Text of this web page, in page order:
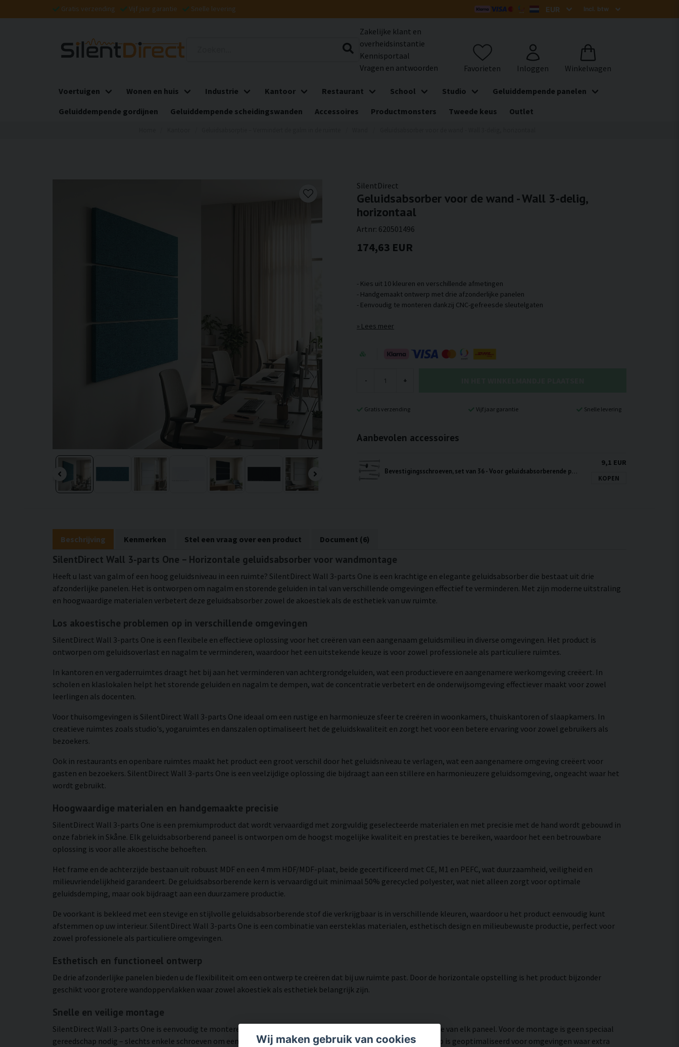
Gratis verzending Vijf jaar garantie Snelle levering
Zakelijke klant en
overheidsinstantie
Kennisportaal
Vragen en antwoorden
Voertuigen Wonen en huis Industrie Kantoor Restaurant School Studio
Geluiddempende panelen
Geluiddempende gordijnen
Geluiddempende scheidingswanden Accessoires Productmonsters Tweede keus Outlet
SilentDirect
Geluidsabsorber voor de wand - Wall 3-delig,
horizontaal
Artnr: 620501496
174,63 EUR
- Kies uit 10 kleuren en verschillende afmetingen
- Handgemaakt ontwerp met drie afzonderlijke panelen
Lees meer
- +
Gratis verzending Vijf jaar garantie Snelle levering
Aanbevolen accessoires
Bevestigingsschroeven, set van 36 - Voor geluidsabsorberende panelen
9,1 EUR
KOPEN
Beschrijving Kenmerken Stel een vraag over een product Document (6)
SilentDirect Wall 3-parts One – Horizontale geluidsabsorber voor wandmontage
Heeft u last van galm of een hoog geluidsniveau in een ruimte? SilentDirect Wall 3-parts One is een krachtige en elegante geluidsabsorber die bestaat uit drie
afzonderlijke panelen. Het is ontworpen om nagalm en storende geluiden in tal van verschillende omgevingen effectief te verminderen. Met zijn moderne uitstraling
en hoogwaardige materialen verbetert deze geluidsabsorber zowel de akoestiek als de esthetiek van uw ruimte.
Los akoestische problemen op in verschillende omgevingen
SilentDirect Wall 3-parts One is een flexibele en effectieve oplossing voor het creëren van een aangenaam geluidsmilieu in diverse omgevingen. Het product is
ontworpen om geluidsoverlast en nagalm te verminderen, waardoor het een uitstekende keuze is voor zowel professionele als particuliere ruimtes.
In kantoren en vergaderruimtes draagt het bij aan het verminderen van achtergrondgeluiden, wat een productievere en aangenamere werkomgeving creëert. In
scholen en klaslokalen helpt het storende geluiden en nagalm te dempen, wat de concentratie verbetert en de onderwijsomgeving effectiever maakt voor zowel
leerlingen als docenten.
Voor thuisomgevingen is SilentDirect Wall 3-parts One ideaal om een rustige en harmonieuze sfeer te creëren in woonkamers, thuiskantoren of slaapkamers. In
creatieve ruimtes zoals studio's, yogaruimtes en danszalen optimaliseert het de geluidskwaliteit en zorgt het voor een betere ervaring voor zowel gebruikers als
bezoekers.
Ook in restaurants en openbare ruimtes maakt het product een groot verschil door het geluidsniveau te verlagen, wat een aangenamere omgeving creëert voor
gasten en bezoekers. SilentDirect Wall 3-parts One is een veelzijdige oplossing die bijdraagt aan een stillere en harmonieuzere geluidsomgeving, ongeacht waar het
wordt gebruikt.
Hoogwaardige materialen en handgemaakte precisie
SilentDirect Wall 3-parts One is een premiumproduct dat wordt vervaardigd met zorgvuldig geselecteerde materialen en met precisie met de hand wordt gebouwd in
onze fabriek in Skåne. Elk geluidsabsorberend paneel is ontworpen om de hoogst mogelijke kwaliteit en prestaties te bereiken, waardoor het een betrouwbare
oplossing is voor alle akoestische behoeften.
Het frame en de achterzijde bestaan uit robuust MDF en een 4 mm HDF/MDF-plaat, beide gecertificeerd met CE, M1 en PEFC, wat duurzaamheid, veiligheid en
milieuvriendelijkheid garandeert. De geluidsabsorberende kern is vervaardigd uit minimaal 50% gerecycled polyester, wat niet alleen zorgt voor optimale
geluidsdemping, maar ook bijdraagt aan een duurzamere productie.
De voorkant is bekleed met een stevige en stijlvolle geluidsabsorberende stof die verkrijgbaar is in verschillende kleuren, waardoor u het product eenvoudig kunt
afstemmen op uw interieur. SilentDirect Wall 3-parts One is een combinatie van eersteklas materialen, esthetisch design en milieubewuste productie, perfect voor
zowel professionele als particuliere omgevingen.
Esthetisch en functioneel ontwerp
De drie afzonderlijke panelen bieden u de flexibiliteit om een ontwerp te creëren dat bij uw ruimte past. Door de horizontale opstelling is het product bijzonder
geschikt voor grotere wandoppervlakken waar zowel akoestiek als esthetiek belangrijk zijn.
Snelle en veilige montage
SilentDirect Wall 3-parts One is eenvoudig te monteren dankzij de CNC-gefreesde sleutelgaten aan de achterzijde van elk paneel. Voor de montage is geen speciaal
gereedschap nodig – slechts enkele schroeven om een stabiele en veilige bevestiging te garanderen. Het ontwerp is geoptimaliseerd voor omgevingen waar extra
Wij maken gebruik van cookies